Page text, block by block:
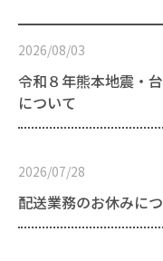
2026/08/03
令和８年熊本地震・
について
2026/07/28
配送業務のお休みに